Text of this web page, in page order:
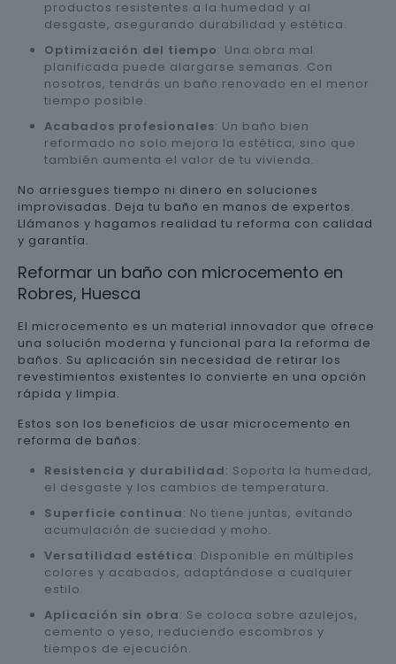
productos resistentes a la humedad y al
desgaste, asegurando durabilidad y estética.
Optimización del tiempo: Una obra mal
planificada puede alargarse semanas. Con
nosotros, tendrás un baño renovado en el menor
tiempo posible.
Acabados profesionales: Un baño bien
reformado no solo mejora la estética, sino que
también aumenta el valor de tu vivienda.
No arriesgues tiempo ni dinero en soluciones
improvisadas. Deja tu baño en manos de expertos.
Llámanos y hagamos realidad tu reforma con calidad
y garantía.
Reformar un baño con microcemento en
Robres, Huesca
El microcemento es un material innovador que ofrece
una solución moderna y funcional para la reforma de
baños. Su aplicación sin necesidad de retirar los
revestimientos existentes lo convierte en una opción
rápida y limpia.
Estos son los beneficios de usar microcemento en
reforma de baños:
Resistencia y durabilidad: Soporta la humedad,
el desgaste y los cambios de temperatura.
Superficie continua: No tiene juntas, evitando
acumulación de suciedad y moho.
Versatilidad estética: Disponible en múltiples
colores y acabados, adaptándose a cualquier
estilo.
Aplicación sin obra: Se coloca sobre azulejos,
cemento o yeso, reduciendo escombros y
tiempos de ejecución.